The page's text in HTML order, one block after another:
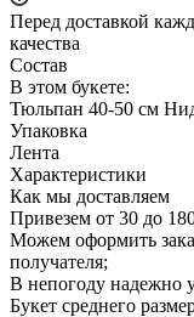
Перед доставкой
качества
Состав
В этом букете:
Тюльпан 40-50 см
Упаковка
Лента
Характеристики
Как мы доставляем
Привезем от 30 до
Можем оформить
получателя;
В непогоду надежно
Букет среднего